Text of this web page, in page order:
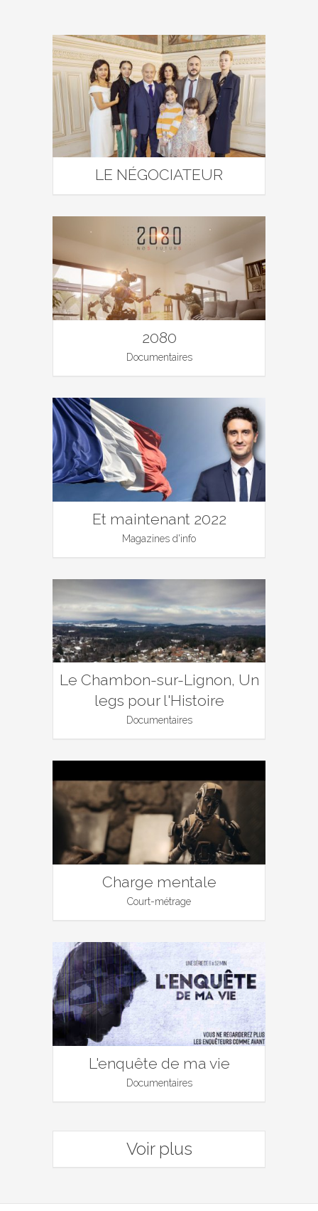
LE NÉGOCIATEUR
2080
Documentaires
Et maintenant 2022
Magazines d'info
Le Chambon-sur-Lignon, Un
legs pour l'Histoire
Documentaires
Charge mentale
Court-métrage
L'enquête de ma vie
Documentaires
Voir plus